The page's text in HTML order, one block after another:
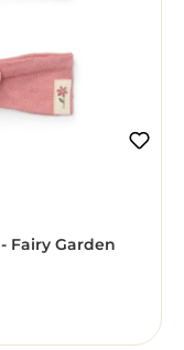
Fairy Garden